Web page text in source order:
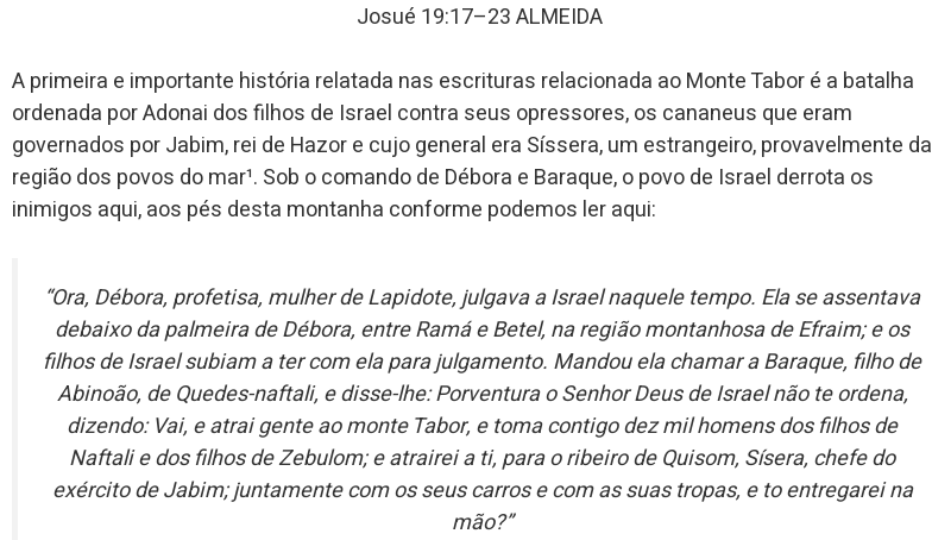
Josué 19:17–23 ALMEIDA
A primeira e importante história relatada nas escrituras relacionada ao Monte Tabor é a batalha
ordenada por Adonai dos filhos de Israel contra seus opressores, os cananeus que eram
governados por Jabim, rei de Hazor e cujo general era Síssera, um estrangeiro, provavelmente da
região dos povos do mar¹. Sob o comando de Débora e Baraque, o povo de Israel derrota os
inimigos aqui, aos pés desta montanha conforme podemos ler aqui:
“Ora, Débora, profetisa, mulher de Lapidote, julgava a Israel naquele tempo. Ela se assentava
debaixo da palmeira de Débora, entre Ramá e Betel, na região montanhosa de Efraim; e os
filhos de Israel subiam a ter com ela para julgamento. Mandou ela chamar a Baraque, filho de
Abinoão, de Quedes-naftali, e disse-lhe: Porventura o Senhor Deus de Israel não te ordena,
dizendo: Vai, e atrai gente ao monte Tabor, e toma contigo dez mil homens dos filhos de
Naftali e dos filhos de Zebulom; e atrairei a ti, para o ribeiro de Quisom, Sísera, chefe do
exército de Jabim; juntamente com os seus carros e com as suas tropas, e to entregarei na
mão?”